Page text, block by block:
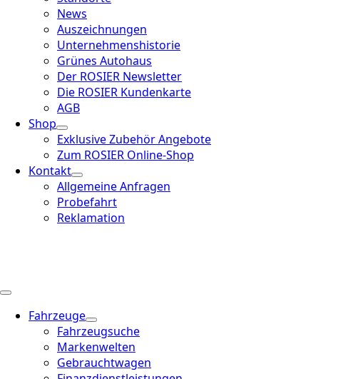
News
Auszeichnungen
Unternehmenshistorie
Grünes Autohaus
Der ROSIER Newsletter
Die ROSIER Kundenkarte
AGB
Shop
Exklusive Zubehör Angebote
Zum ROSIER Online-Shop
Kontakt
Allgemeine Anfragen
Probefahrt
Reklamation
Fahrzeuge
Fahrzeugsuche
Markenwelten
Gebrauchtwagen